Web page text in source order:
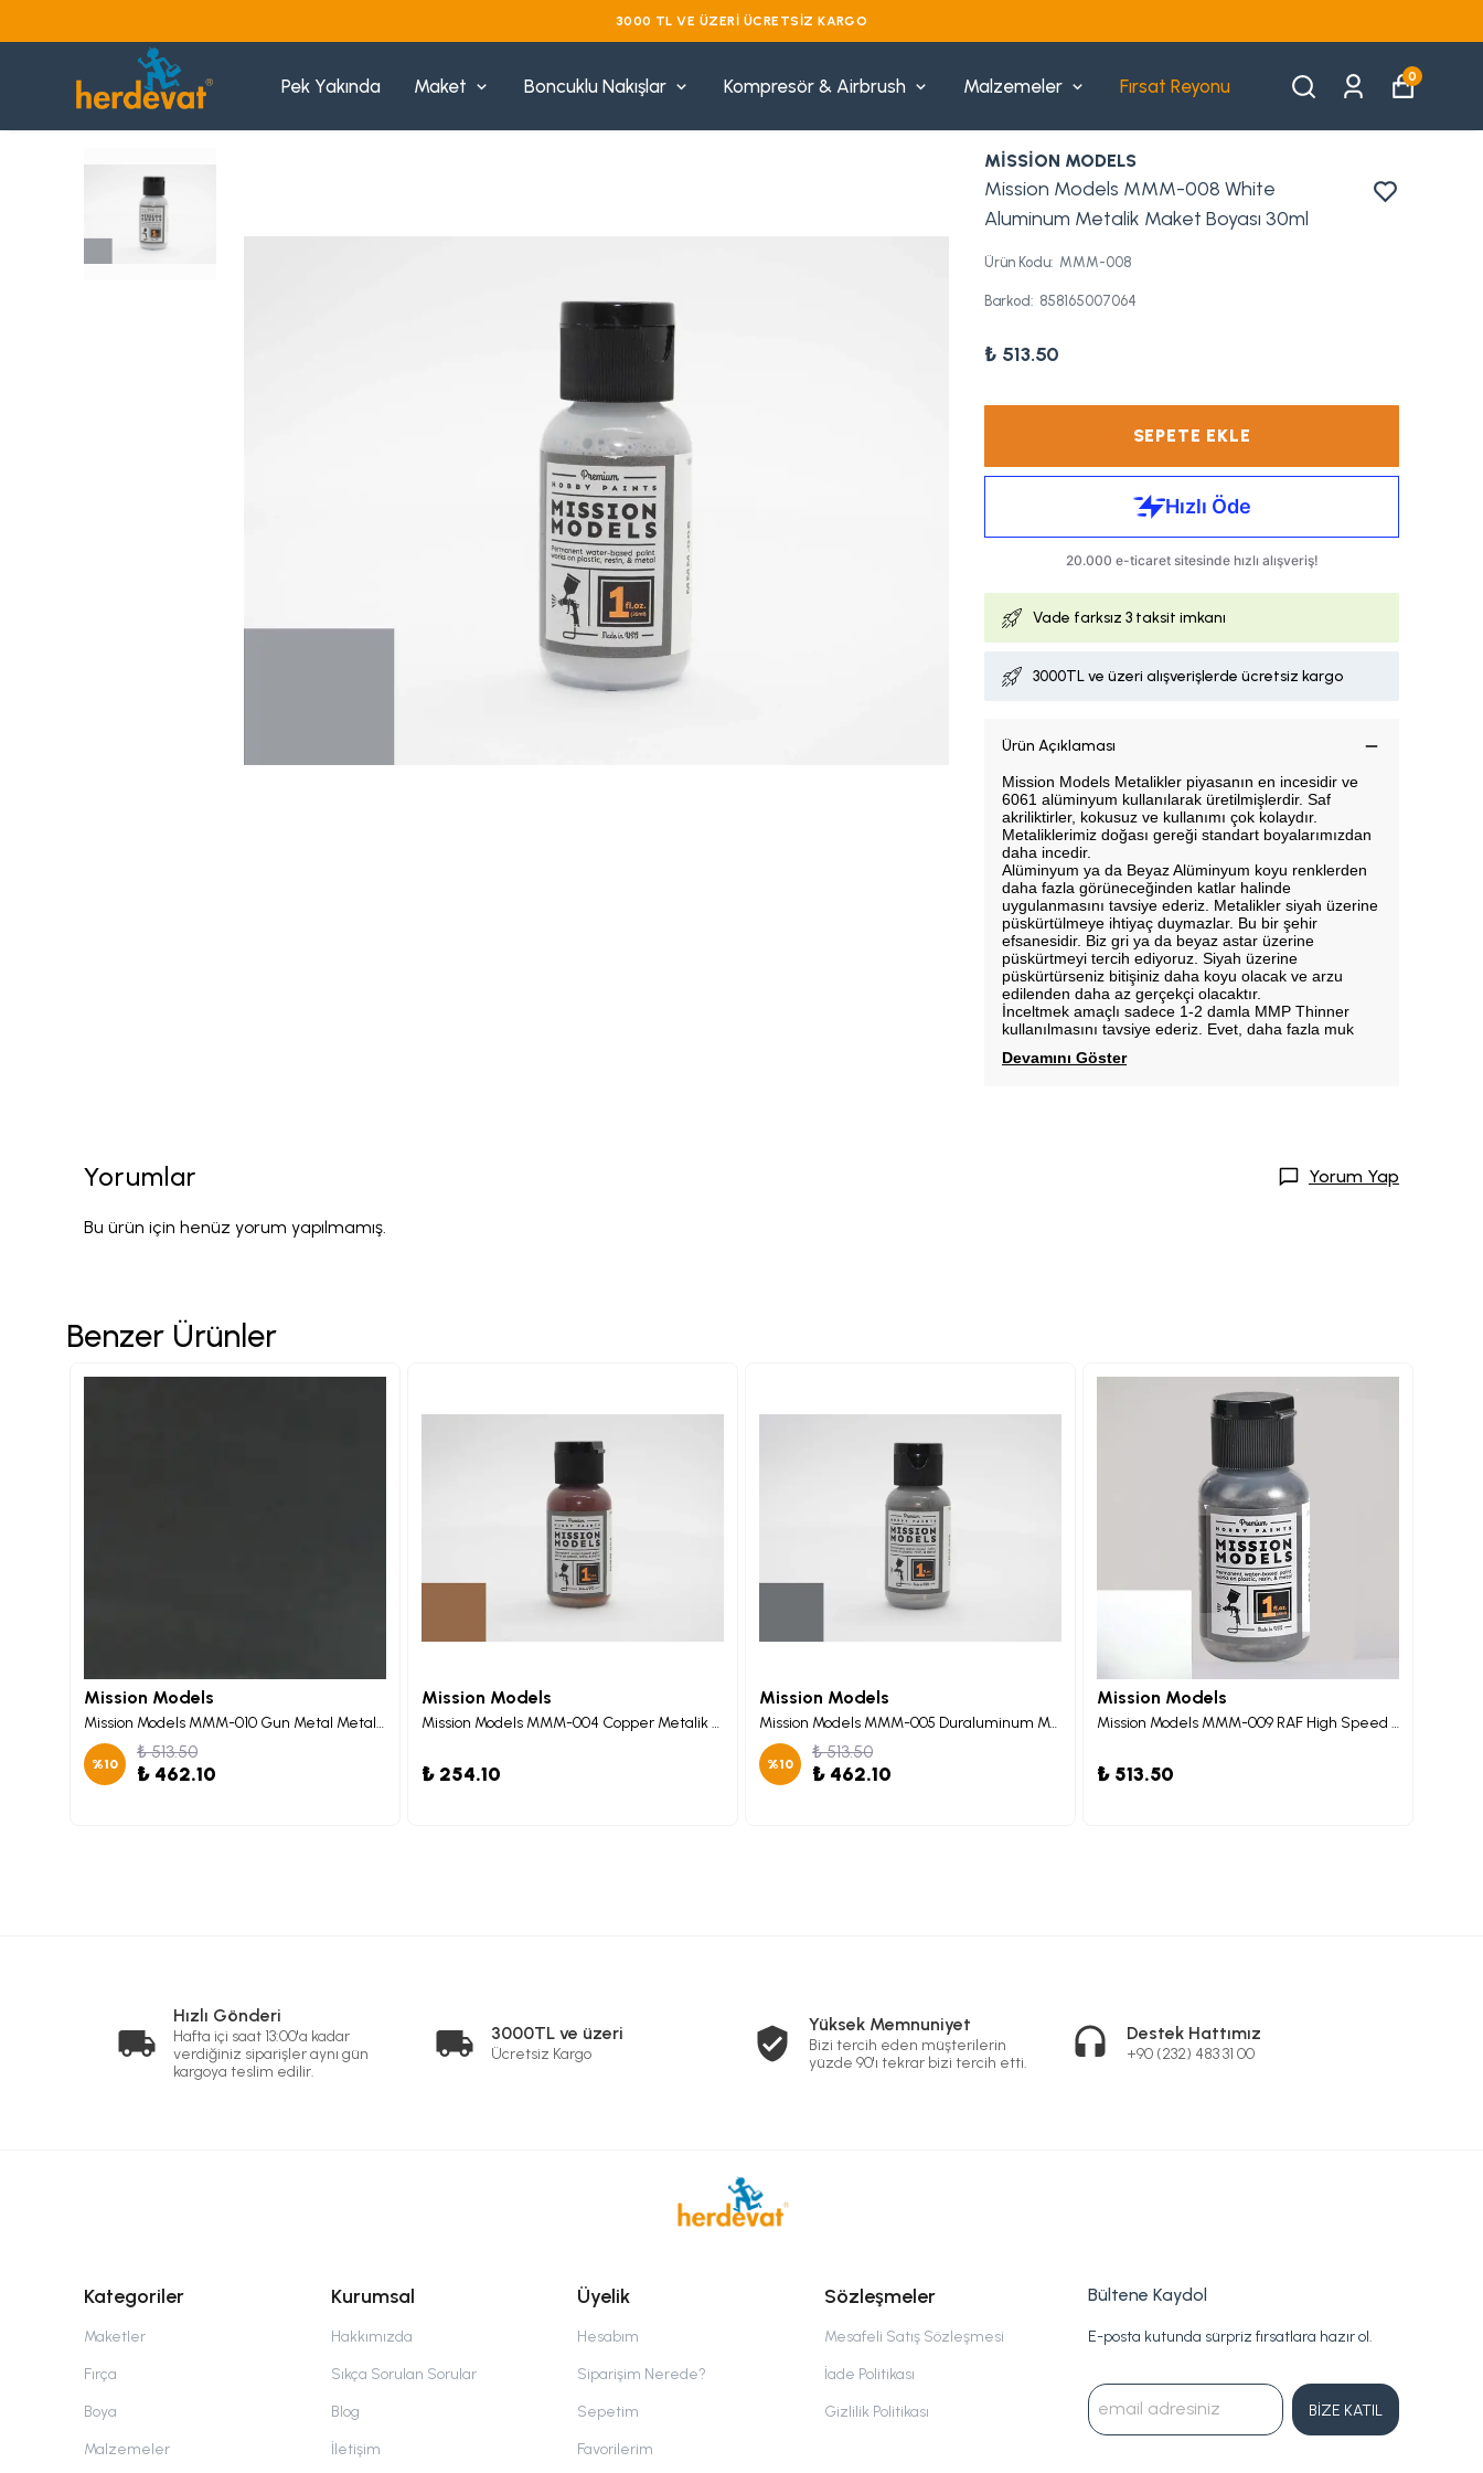
3000 TL VE ÜZERI ÜCRETSIZ KARGO
Pek Yakında Maket Boncuklu Nakışlar Kompresör & Airbrush Malzemeler Fırsat Reyonu 0
MİSSİON MODELS
Mission Models MMM-008 White
Aluminum Metalik Maket Boyası 30ml
Ürün Kodu: MMM-008
Barkod: 858165007064
₺ 513.50
SEPETE EKLE
Vade farksız 3 taksit imkanı
3000TL ve üzeri alışverişlerde ücretsiz kargo
Ürün Açıklaması
Mission Models Metalikler piyasanın en incesidir ve
6061 alüminyum kullanılarak üretilmişlerdir. Saf
akriliktirler, kokusuz ve kullanımı çok kolaydır.
Metaliklerimiz doğası gereği standart boyalarımızdan
daha incedir.
Alüminyum ya da Beyaz Alüminyum koyu renklerden
daha fazla görüneceğinden katlar halinde
uygulanmasını tavsiye ederiz. Metalikler siyah üzerine
püskürtülmeye ihtiyaç duymazlar. Bu bir şehir
efsanesidir. Biz gri ya da beyaz astar üzerine
püskürtmeyi tercih ediyoruz. Siyah üzerine
püskürtürseniz bitişiniz daha koyu olacak ve arzu
edilenden daha az gerçekçi olacaktır.
İnceltmek amaçlı sadece 1-2 damla MMP Thinner
kullanılmasını tavsiye ederiz. Evet, daha fazla muk
Devamını Göster
Yorumlar Yorum Yap
Bu ürün için henüz yorum yapılmamış.
Benzer Ürünler
Mission Models
Mission Models MMM-010 Gun Metal Metalik Maket Boyası 30ml
%10
₺ 513.50
₺ 462.10
Mission Models
Mission Models MMM-004 Copper Metalik Maket Boyası 30ml
₺ 254.10
Mission Models
Mission Models MMM-005 Duraluminum Metalik Maket Boyası 30ml
%10
₺ 513.50
₺ 462.10
Mission Models
Mission Models MMM-009 RAF High Speed Silver Metalik Maket Boyası 30ml
₺ 513.50
Hızlı Gönderi
Hafta içi saat 13:00'a kadar
verdiğiniz siparişler aynı gün
kargoya teslim edilir.
3000TL ve üzeri
Ücretsiz Kargo
Yüksek Memnuniyet
Bizi tercih eden müşterilerin
yüzde 90'ı tekrar bizi tercih etti.
Destek Hattımız
+90 (232) 483 31 00
Kategoriler
Maketler
Fırça
Boya
Malzemeler
Kurumsal
Hakkımızda
Sıkça Sorulan Sorular
Blog
İletişim
Üyelik
Hesabım
Siparişim Nerede?
Sepetim
Favorilerim
Sözleşmeler
Mesafeli Satış Sözleşmesi
İade Politikası
Gizlilik Politikası
Bültene Kaydol
E-posta kutunda sürpriz fırsatlara hazır ol.
BİZE KATIL